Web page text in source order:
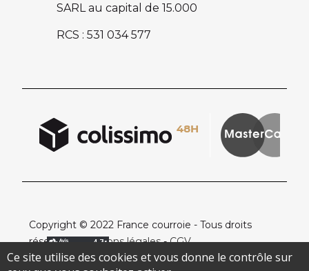
SARL au capital de 15.000
RCS : 531 034 577
Copyright © 2022 France courroie - Tous droits
réservés -
Mentions légales-CGV
Ce site utilise des cookies et vous donne le contrôle sur